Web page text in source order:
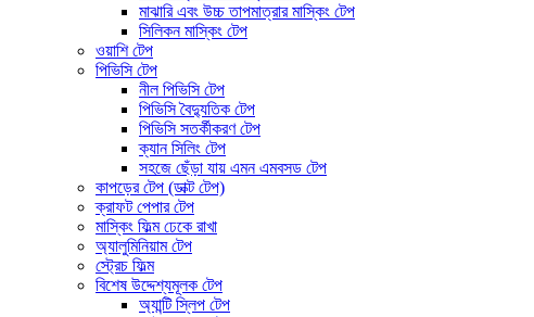
মাঝারি এবং উচ্চ তাপমাত্রার মাস্কিং টেপ
সিলিকন মাস্কিং টেপ
ওয়াশি টেপ
পিভিসি টেপ
নীল পিভিসি টেপ
পিভিসি বৈদ্যুতিক টেপ
পিভিসি সতর্কীকরণ টেপ
ক্যান সিলিং টেপ
সহজে ছেঁড়া যায় এমন এমবসড টেপ
কাপড়ের টেপ (ডাক্ট টেপ)
ক্রাফট পেপার টেপ
মাস্কিং ফিল্ম ঢেকে রাখা
অ্যালুমিনিয়াম টেপ
স্ট্রেচ ফিল্ম
বিশেষ উদ্দেশ্যমূলক টেপ
অ্যান্টি স্লিপ টেপ